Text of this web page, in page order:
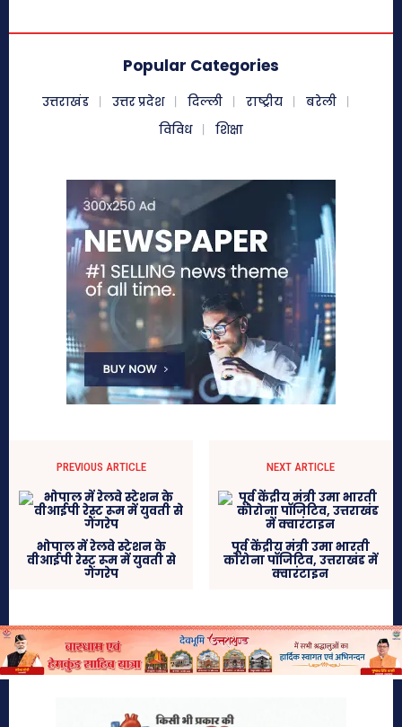
Popular Categories
उत्तराखंड उत्तर प्रदेश दिल्ली राष्ट्रीय
बरेली
विविध
शिक्षा
PREVIOUS ARTICLE
भोपाल में रेलवे स्टेशन के
वीआईपी रेस्ट रूम में युवती से
गैंगरेप
NEXT ARTICLE
पूर्व केंद्रीय मंत्री उमा भारती
कोरोना पॉजिटिव, उत्तराखंड में
क्वारंटाइन